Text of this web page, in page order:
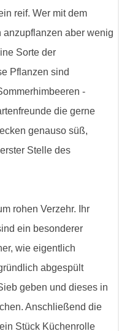
reif. Wer mit dem
aber wenig
Sorte der
Pflanzen sind
-
die gerne
genauso süß,
Stelle des
rohen Verzehr. Ihr
ein besonderer
wie eigentlich
abgespült
geben und dieses in
Anschließend die
Stück Küchenrolle